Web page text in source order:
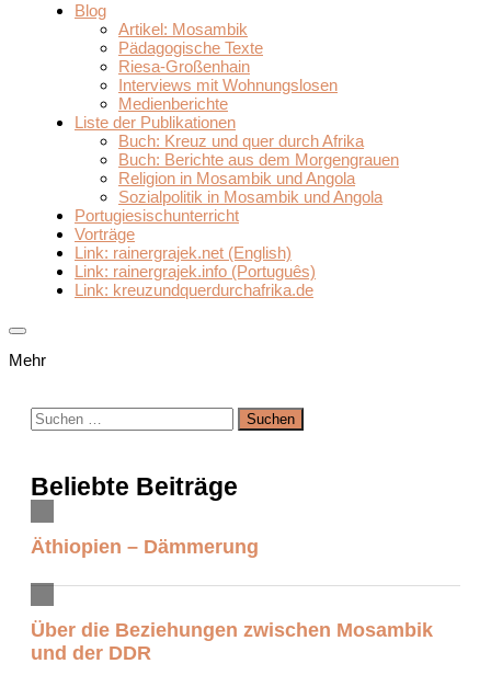
Blog
Artikel: Mosambik
Pädagogische Texte
Riesa-Großenhain
Interviews mit Wohnungslosen
Medienberichte
Liste der Publikationen
Buch: Kreuz und quer durch Afrika
Buch: Berichte aus dem Morgengrauen
Religion in Mosambik und Angola
Sozialpolitik in Mosambik und Angola
Portugiesischunterricht
Vorträge
Link: rainergrajek.net (English)
Link: rainergrajek.info (Português)
Link: kreuzundquerdurchafrika.de
Mehr
Suchen
nach:
Beliebte Beiträge
Äthiopien – Dämmerung
Über die Beziehungen zwischen Mosambik
und der DDR